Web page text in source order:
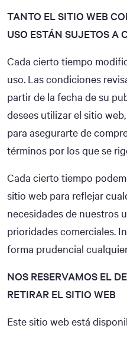
TANTO EL SITIO WEB
USO ESTÁN SUJETOS A
Cada cierto tiempo
uso. Las condiciones
partir de la fecha de su
desees utilizar el sitio
para asegurarte de
términos por los que se
Cada cierto tiempo
sitio web para reflejar
necesidades de nuestros
prioridades comerciales.
forma prudencial
NOS RESERVAMOS EL
RETIRAR EL SITIO WEB
Este sitio web está